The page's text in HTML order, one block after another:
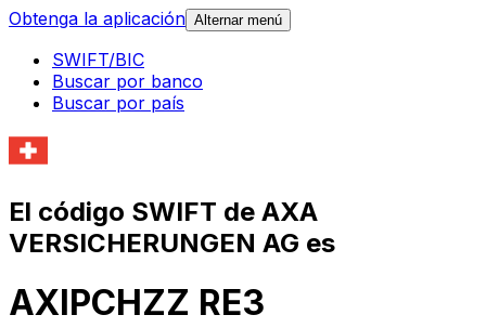
Obtenga la aplicación Alternar menú
SWIFT/BIC
Buscar por banco
Buscar por país
El código SWIFT de AXA
VERSICHERUNGEN AG es
AXIPCHZZ RE3